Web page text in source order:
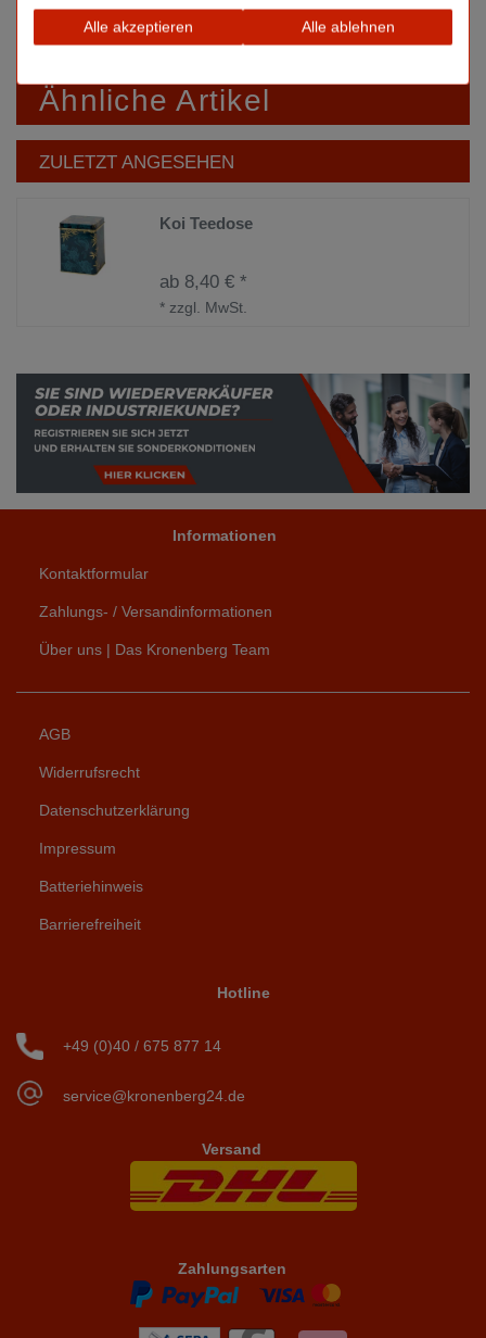
Institutionenbieten wir auch den Kauf auf Rechnung an.
Kontaktieren Sie uns bittehier.
Ähnliche Artikel
ZULETZT ANGESEHEN
Koi Teedose
ab 8,40 € *
* zzgl. MwSt.
Informationen
Kontaktformular
Zahlungs- / Versandinformationen
Über uns | Das Kronenberg Team
AGB
Widerrufsrecht
Datenschutzerklärung
Impressum
Batteriehinweis
Barrierefreiheit
Hotline
+49 (0)40 / 675 877 14
service@kronenberg24.de
Versand
Zahlungsarten
Alle akzeptieren Alle ablehnen